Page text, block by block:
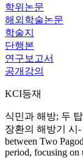
학위논문
해외학술논문
학술지
단행본
연구보고서
공개강의
KCI등재
식민과 해방; 두
장환의 해방기 시-
between Two
period, focusing on